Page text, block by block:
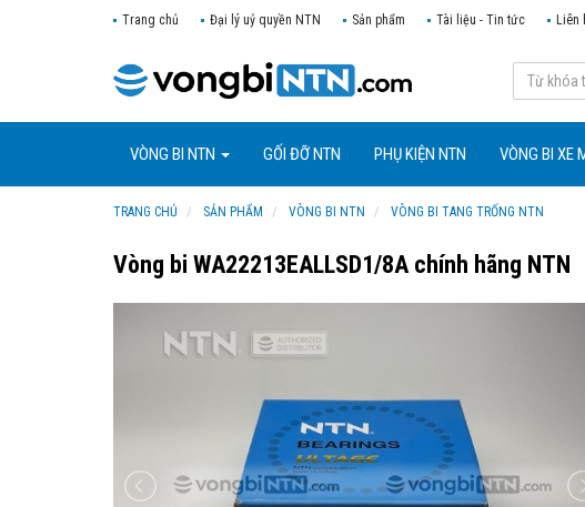
Trang chủ Đại lý uỷ quyền NTN Sản phẩm Tài liệu - Tin tức Liên
VÒNG BI NTN GỐI ĐỠ NTN PHỤ KIỆN NTN VÒNG BI XE
TRANG CHỦ SẢN PHẨM VÒNG BI NTN VÒNG BI TANG TRỐNG NTN
Vòng bi WA22213EALLSD1/8A chính hãng NTN